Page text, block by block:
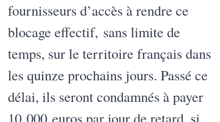
fournisseurs d’accès à rendre ce
blocage effectif, sans limite de
temps, sur le territoire français dans
les quinze prochains jours. Passé ce
délai, ils seront condamnés à payer
10 000 euros par jour de retard, si